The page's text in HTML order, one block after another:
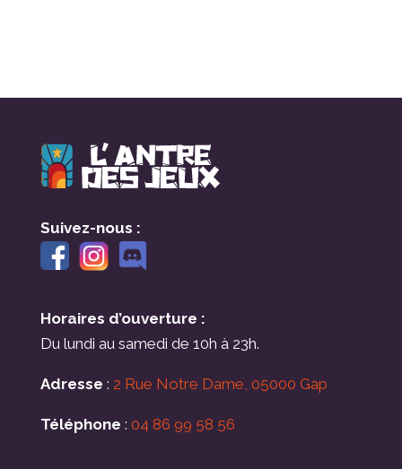
Suivez-nous :
Horaires d’ouverture :
Du lundi au samedi de 10h à 23h.
Adresse : 2 Rue Notre Dame, 05000 Gap
Téléphone : 04 86 99 58 56